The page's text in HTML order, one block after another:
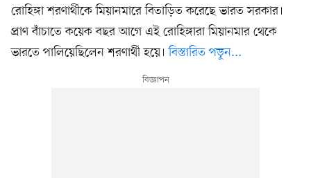
রোহিঙ্গা শরণার্থীকে মিয়ানমারে বিতাড়িত করেছে ভারত সরকার।
প্রাণ বাঁচাতে কয়েক বছর আগে এই রোহিঙ্গারা মিয়ানমার থেকে
ভারতে পালিয়েছিলেন শরণার্থী হয়ে। বিস্তারিত পড়ুন...